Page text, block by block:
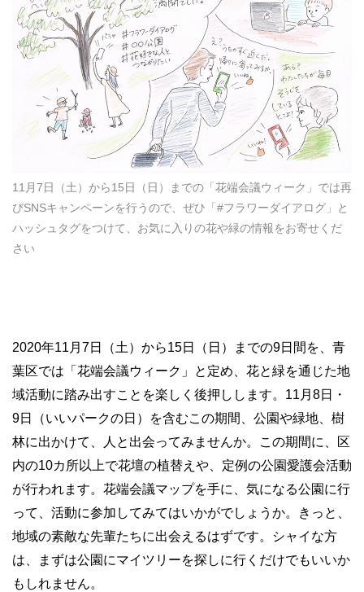
11月7日（土）から15日（日）までの「花端会議ウィーク」では再
びSNSキャンペーンを行うので、ぜひ「#フラワーダイアログ」と
ハッシュタグをつけて、お気に入りの花や緑の情報をお寄せくだ
さい
2020年11 月 7日（土）から15日（日）までの9日間を、青
葉区では「花端会議ウィーク」と定め、花と緑を通じた地
域活動に踏み出すことを楽しく後押しします。 11 月 8日
・
9日（いいパークの日）を含むこの期間、公園や緑地、樹
林に出かけて、人と出会ってみませんか。この期間に、区
内の10カ所以上で花壇の植替えや、定例の公園愛護会活動
が行われます。花端会議マップを手に、気になる公園に行
って、活動に参加してみてはいかがでしょうか。きっと、
地域の素敵な先輩たちに出会えるはずです。シャイな方
は、まずは公園にマイツリーを探しに行くだけでもいいか
もしれません。